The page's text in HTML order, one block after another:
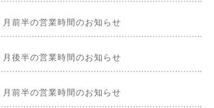
前半の営業時間のお知らせ
後半の営業時間のお知らせ
前半の営業時間のお知らせ